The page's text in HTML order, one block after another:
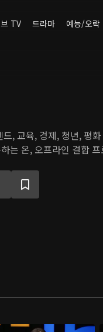
TV 드라마 예능/오락
, 교육, 경제, 청년, 평
는 온, 오프라인 결합